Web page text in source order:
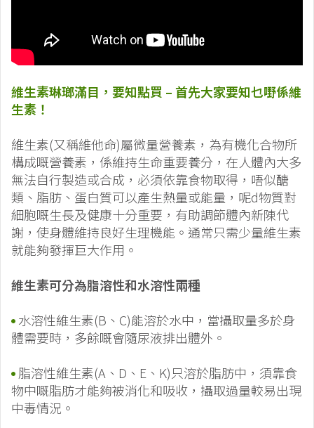
維生素琳瑯滿目，要知點買 – 首先大家要知乜嘢係維
生素！
維生素(又稱維他命)屬微量營養素，為有機化合物所
構成嘅營養素，係維持生命重要養分，在人體內大多
無法自行製造或合成，必須依靠食物取得，唔似醣
類、脂肪、蛋白質可以產生熱量或能量，呢d物質對
細胞嘅生長及健康十分重要，有助調節體內新陳代
謝，使身體維持良好生理機能。通常只需少量維生素
就能夠發揮巨大作用。
維生素可分為脂溶性和水溶性兩種
水溶性維生素(B、C)能溶於水中，當攝取量多於身
體需要時，多餘嘅會隨尿液排出體外。
脂溶性維生素(A、D、E、K)只溶於脂肪中，須靠食
物中嘅脂肪才能夠被消化和吸收，攝取過量較易出現
中毒情況。